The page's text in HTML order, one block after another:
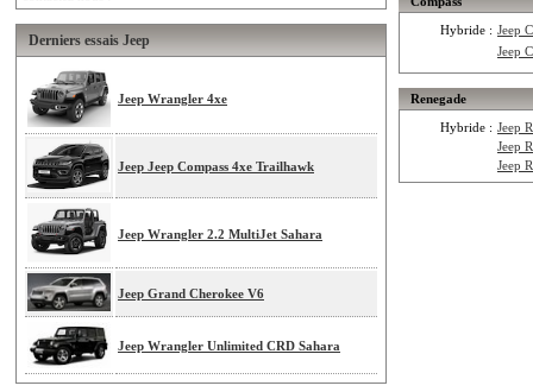
Derniers essais Jeep
Jeep Wrangler 4xe
Jeep Jeep Compass 4xe Trailhawk
Jeep Wrangler 2.2 MultiJet Sahara
Jeep Grand Cherokee V6
Jeep Wrangler Unlimited CRD Sahara
Hybride : Jeep
Jeep
Renegade
Hybride : Jeep
Jeep
Jeep